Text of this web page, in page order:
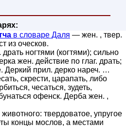
в словаре Даля — жен. , твер.
из оческов.
ногтями (когтями); сильно
жен. действие по глаг. драть;
Деркий прил. дерко нареч. …
скрести, царапать, либо
чесаться, зудеть,
офенск. Дерба жен. ,
твердоватое, упругое
концы мослов, а местами